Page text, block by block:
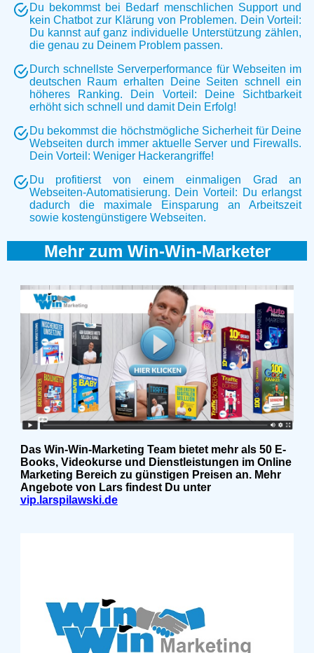
Du bekommst bei Bedarf menschlichen Support und
kein Chatbot zur Klärung von Problemen. Dein Vorteil:
Du kannst auf ganz individuelle Unterstützung zählen,
die genau zu Deinem Problem passen.
Durch schnellste Serverperformance für Webseiten im
deutschen Raum erhalten Deine Seiten schnell ein
höheres Ranking. Dein Vorteil: Deine Sichtbarkeit
erhöht sich schnell und damit Dein Erfolg!
Du bekommst die höchstmögliche Sicherheit für Deine
Webseiten durch immer aktuelle Server und Firewalls.
Dein Vorteil: Weniger Hackerangriffe!
Du profitierst von einem einmaligen Grad an
Webseiten-Automatisierung. Dein Vorteil: Du erlangst
dadurch die maximale Einsparung an Arbeitszeit
sowie kostengünstigere Webseiten.
Mehr zum Win-Win-Marketer
Das Win-Win-Marketing Team bietet mehr als 50 E-
Books, Videokurse und Dienstleistungen im Online
Marketing Bereich zu günstigen Preisen an. Mehr
Angebote von Lars findest Du unter
vip.larspilawski.de